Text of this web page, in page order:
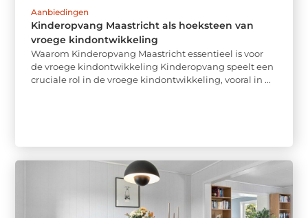
Aanbiedingen
Kinderopvang Maastricht als hoeksteen van
vroege kindontwikkeling
Waarom Kinderopvang Maastricht essentieel is voor
de vroege kindontwikkeling Kinderopvang speelt een
cruciale rol in de vroege kindontwikkeling, vooral in ...